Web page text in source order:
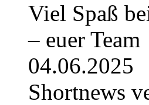
Viel Spaß
– euer Team
04.06.2025
Shortnews